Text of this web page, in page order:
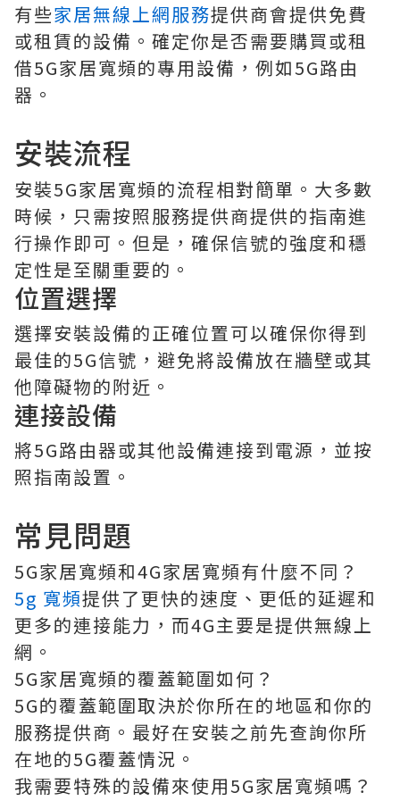
有些家居無線上網服務提供商會提供免費
或租賃的設備。確定你是否需要購買或租
借5G家居寬頻的專用設備，例如5G路由
器。
安裝流程
安裝5G家居寬頻的流程相對簡單。大多數
時候，只需按照服務提供商提供的指南進
行操作即可。但是，確保信號的強度和穩
定性是至關重要的。
位置選擇
選擇安裝設備的正確位置可以確保你得到
最佳的5G信號，避免將設備放在牆壁或其
他障礙物的附近。
連接設備
將5G路由器或其他設備連接到電源，並按
照指南設置。
常見問題
5G家居寬頻和4G家居寬頻有什麼不同？
5g 寬頻提供了更快的速度、更低的延遲和
更多的連接能力，而4G主要是提供無線上
網。
5G家居寬頻的覆蓋範圍如何？
5G的覆蓋範圍取決於你所在的地區和你的
服務提供商。最好在安裝之前先查詢你所
在地的5G覆蓋情況。
我需要特殊的設備來使用5G家居寬頻嗎？